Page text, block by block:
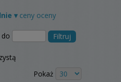
▾ ceny oceny
do Filtruj
Pokaż